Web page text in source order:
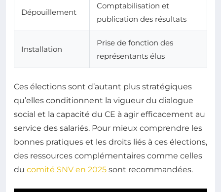
Dépouillement
Comptabilisation et
publication des résultats
Installation
Prise de fonction des
représentants élus
Ces élections sont d’autant plus stratégiques
qu’elles conditionnent la vigueur du dialogue
social et la capacité du CE à agir efficacement au
service des salariés. Pour mieux comprendre les
bonnes pratiques et les droits liés à ces élections,
des ressources complémentaires comme celles
du comité SNV en 2025 sont recommandées.